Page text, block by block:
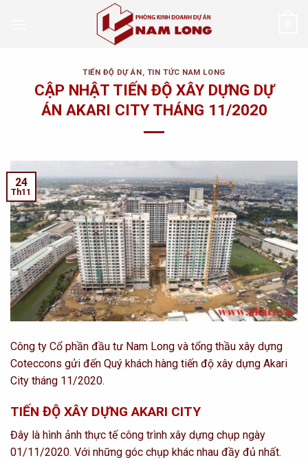
TIẾN ĐỘ DỰ ÁN, TIN TỨC NAM LONG
CẬP NHẬT TIẾN ĐỘ XÂY DỰNG DỰ
ÁN AKARI CITY THÁNG 11/2020
24
Th11
Công ty Cổ phần đầu tư Nam Long và tổng thầu xây dựng
Coteccons gửi đến Quý khách hàng tiến độ xây dựng Akari
City tháng 11/2020.
TIẾN ĐỘ XÂY DỰNG AKARI CITY
Đây là hình ảnh thực tế công trình xây dựng chụp ngày
01/11/2020. Với những góc chụp khác nhau đầy đủ nhất.